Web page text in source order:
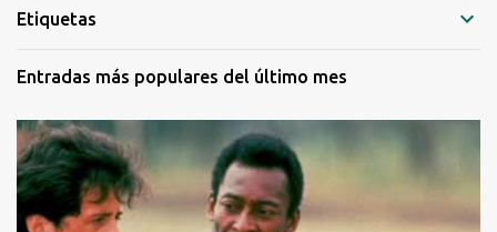
c
e
t
a
r
i
o
Etiquetas
Entradas más populares del último mes